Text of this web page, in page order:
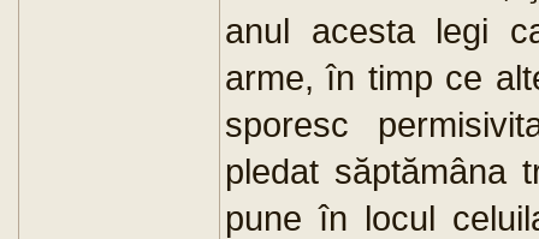
anul acesta legi
arme, în timp ce
sporesc
pledat săptămâna
pune în locul